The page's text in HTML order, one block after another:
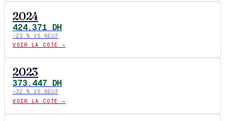
2024
424.371 DH
−23
% VS NEUF
VOIR LA COTE →
2023
373.447 DH
−32
% VS NEUF
VOIR LA COTE →